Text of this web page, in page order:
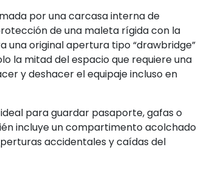
por una carcasa interna de
de una maleta rígida con la
una original apertura tipo “drawbridge”
la mitad del espacio que requiere una
y deshacer el equipaje incluso en
para guardar pasaporte, gafas o
incluye un compartimento acolchado
accidentales y caídas del